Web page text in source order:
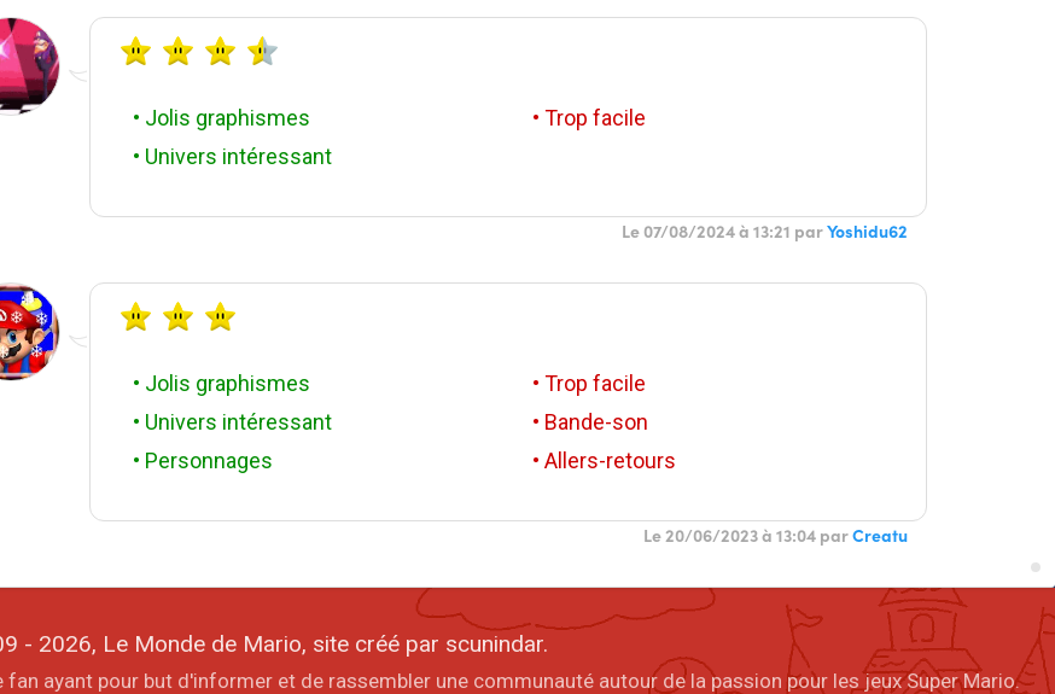
• Jolis graphismes
• Univers intéressant
• Trop facile
Le 07/08/2024 à 13:21 parYoshidu62
• Jolis graphismes
• Univers intéressant
• Personnages
• Trop facile
• Bande-son
• Allers-retours
Le 20/06/2023 à 13:04 parCreatu
- 2026, Le Monde de Mario, site créé par scunindar.
ayant pour but d'informer et de rassembler une communauté autour de la passion pour les jeux Super Mario.